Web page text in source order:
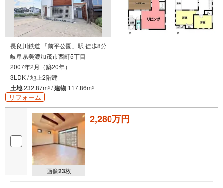
長良川鉄道 「前平公園」駅 徒歩8分
岐阜県美濃加茂市西町5丁目
2007年2月（築20年）
3LDK / 地上2階建
土地232.87m2 /建物 117.86m2
リフォーム
画像23枚
2,280万円